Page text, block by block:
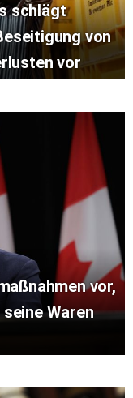
schlägt
von
vor
vor,
Waren